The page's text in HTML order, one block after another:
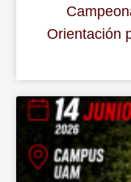
Orientación